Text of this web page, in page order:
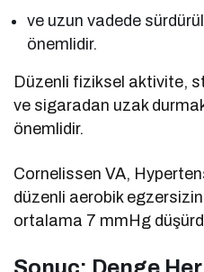
ve uzun vadede
önemlidir.
Düzenli fiziksel aktivite,
ve sigaradan uzak
önemlidir.
Cornelissen VA,
düzenli aerobik
ortalama 7 mmHg
Sonuç: Denge